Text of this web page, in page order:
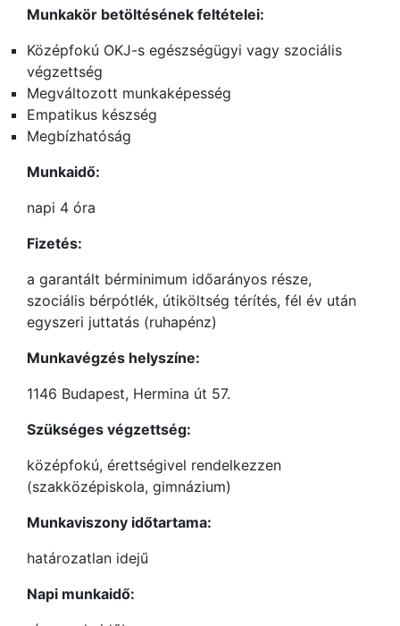
Munkakör betöltésének feltételei:
Középfokú OKJ-s egészségügyi vagy szociális
végzettség
Megváltozott munkaképesség
Empatikus készség
Megbízhatóság
Munkaidő:
napi 4 óra
Fizetés:
a garantált bérminimum időarányos része,
szociális bérpótlék, útiköltség térítés, fél év után
egyszeri juttatás (ruhapénz)
Munkavégzés helyszíne:
1146 Budapest, Hermina út 57.
Szükséges végzettség:
középfokú, érettségivel rendelkezzen
(szakközépiskola, gimnázium)
Munkaviszony időtartama:
határozatlan idejű
Napi munkaidő: